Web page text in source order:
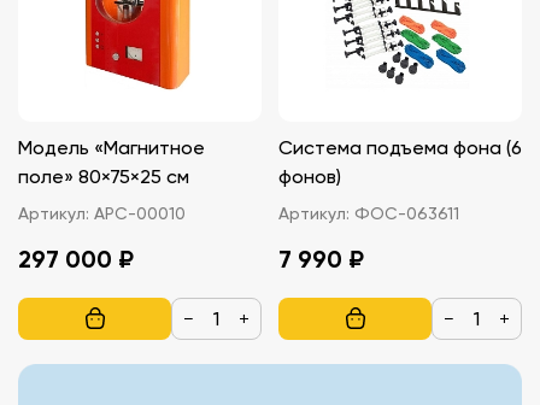
Модель «Магнитное
поле» 80×75×25 см
Артикул: АРС-00010
297 000 ₽
− +
Система подъема фона (6
фонов)
Артикул: ФОС-063611
7 990 ₽
− +